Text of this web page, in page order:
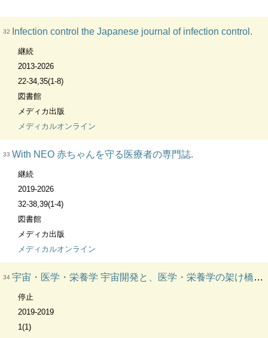
32 Infection control the Japanese journal of infection control.
継続
2013-2026
22-34,35(1-8)
図書館
メディカ出版
メディカルオンライン
33 With NEO 赤ちゃんを守る医療者の専門誌.
継続
2019-2026
32-38,39(1-4)
図書館
メディカ出版
メディカルオンライン
34 宇宙・医学・栄養学 宇宙開発と、医学・栄養学の架け橋を目指す
停止
2019-2019
1(1)